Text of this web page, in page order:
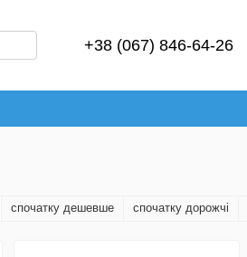
+38 (067) 846-64-26
спочатку дешевше спочатку дорожчі